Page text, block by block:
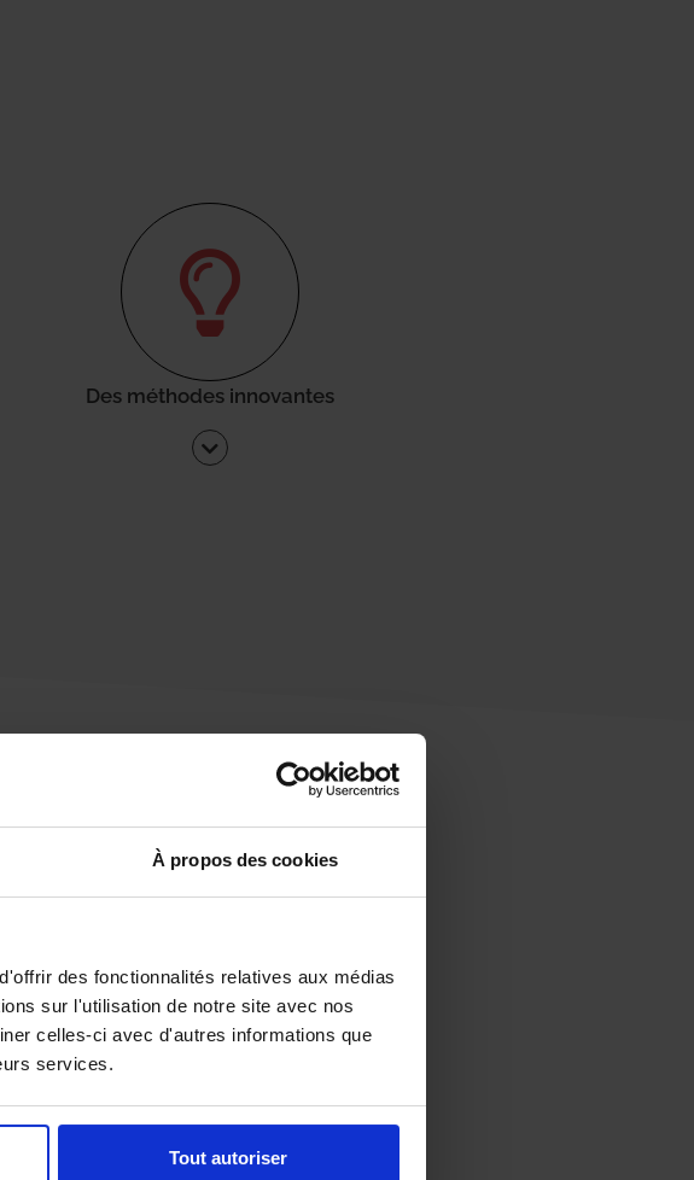
À propos des cookies
des fonctionnalités relatives aux médias
sur l'utilisation de notre site avec nos
celles-ci avec d'autres informations que
services.
Tout autoriser
Des méthodes innovantes
?
être